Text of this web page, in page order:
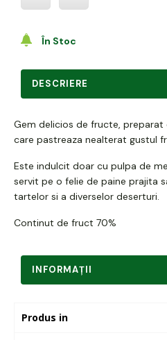
În Stoc
DESCRIERE
Gem delicios de fructe,
care pastreaza nealterat gustul
Este indulcit doar cu pulpa de
servit pe o felie de paine prajita
tartelor si a diverselor deserturi.
Continut de fruct 70%
INFORMAŢII
Produs in